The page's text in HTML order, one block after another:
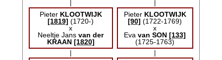
Pieter KLOOTWIJK
[1819] (1720-)
x
Neeltje Jansvan der
KRAAN [1820]
Pieter KLOOTWIJK
[90] (1722-1769)
x
Evavan SON [133]
(1725-1763)